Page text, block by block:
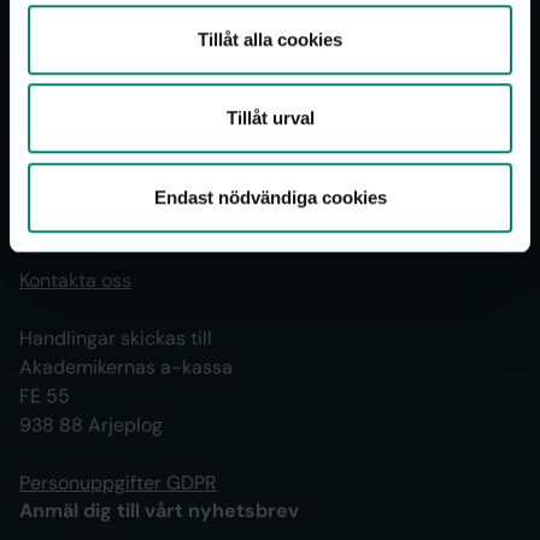
Tillåt alla cookies
Tillåt urval
Endast nödvändiga cookies
medlemmar i alla branscher och sektorer.
Bli medlem nu
Kontakt
Kontakta oss
Handlingar skickas till
Akademikernas a-kassa
FE 55
938 88 Arjeplog
Personuppgifter GDPR
Anmäl dig till vårt nyhetsbrev